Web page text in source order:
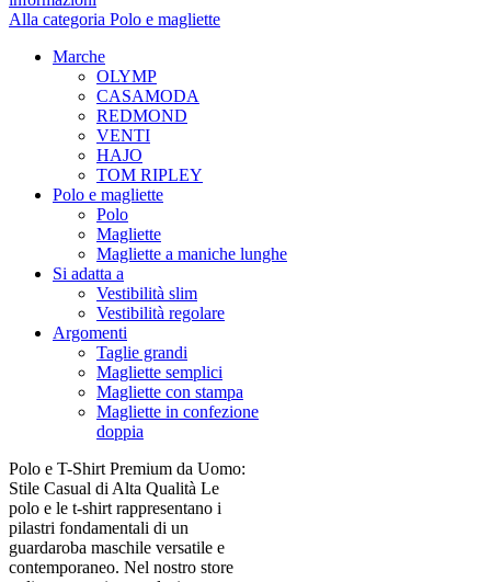
Alla categoria Polo e magliette
Marche
OLYMP
CASAMODA
REDMOND
VENTI
HAJO
TOM RIPLEY
Polo e magliette
Polo
Magliette
Magliette a maniche lunghe
Si adatta a
Vestibilità slim
Vestibilità regolare
Argomenti
Taglie grandi
Magliette semplici
Magliette con stampa
Magliette in confezione
doppia
Polo e T-Shirt Premium da Uomo:
Stile Casual di Alta Qualità Le
polo e le t-shirt rappresentano i
pilastri fondamentali di un
guardaroba maschile versatile e
contemporaneo. Nel nostro store